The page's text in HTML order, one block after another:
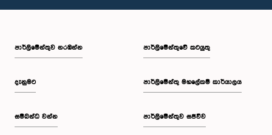
පාර්ලි‌මේන්තුව නරඹන්න
දැනුමට
සම්බන්ධ වන්න
පාර්ලිමේන්තුවේ කටයුතු
පාර්ලිමේන්තු මහලේකම් කාර්යාලය
පාර්ලිමේන්තුව සජීවීව